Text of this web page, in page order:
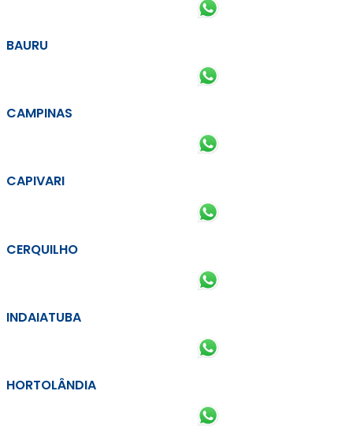
BAURU
CAMPINAS
CAPIVARI
CERQUILHO
INDAIATUBA
HORTOLÂNDIA